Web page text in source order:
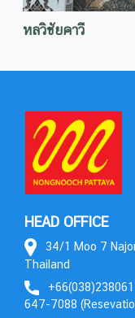
หลวิชัยคาวี
HEAD OFFICE
34/1 Moo 7
Thailand
647-7088